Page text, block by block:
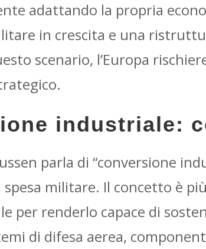
adattando la propria
in crescita e una
scenario, l’Europa
industriale:
parla di “conversione
militare. Il concetto è
per renderlo capace di
di difesa aerea,